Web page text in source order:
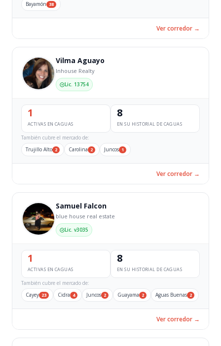
Bayamón 38
Ver corredor →
Vilma Aguayo
Inhouse Realty
Lic. 13754
1
ACTIVAS EN CAGUAS
8
EN SU HISTORIAL DE CAGUAS
También cubre el mercado de:
Trujillo Alto 2 Carolina 2 Juncos 1
Ver corredor →
Samuel Falcon
blue house real estate
Lic. v3035
1
ACTIVAS EN CAGUAS
8
EN SU HISTORIAL DE CAGUAS
También cubre el mercado de:
Cayey 23 Cidra 4 Juncos 2 Guayama 2 Aguas Buenas 2
Ver corredor →